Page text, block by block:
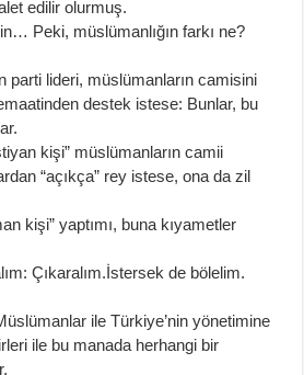
edilir olurmuş.
Peki, müslümanlığın farkı ne?
parti lideri, müslümanların camisini
destek istese: Bunlar, bu
kişi” müslümanların camii
“açıkça” rey istese, ona da zil
kişi” yaptımı, buna kıyametler
Çıkaralım.İstersek de bölelim.
ile Türkiye’nin yönetimine
ile bu manada herhangi bir